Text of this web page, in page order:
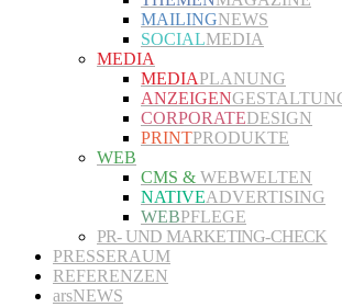
MAILINGNEWS
SOCIALMEDIA
MEDIA
MEDIAPLANUNG
ANZEIGEN
CORPORATEDESIGN
PRINTPRODUKTE
WEB
CMS & WEBWELTEN
NATIVEADVERTISING
WEBPFLEGE
PR- UND MARKETING-CHECK
PRESSERAUM
REFERENZEN
arsNEWS